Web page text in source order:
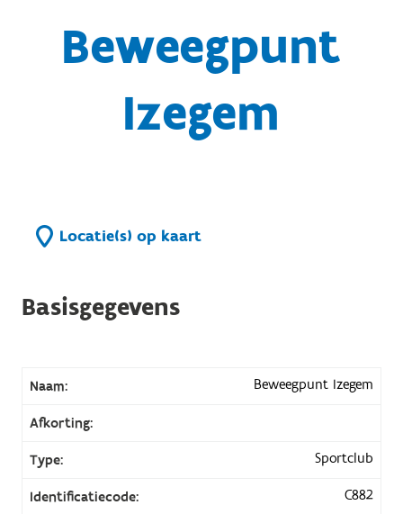
Beweegpunt
Izegem
Locatie(s) op kaart
Basisgegevens
Naam: Beweegpunt Izegem
Afkorting:
Type: Sportclub
Identificatiecode: C882